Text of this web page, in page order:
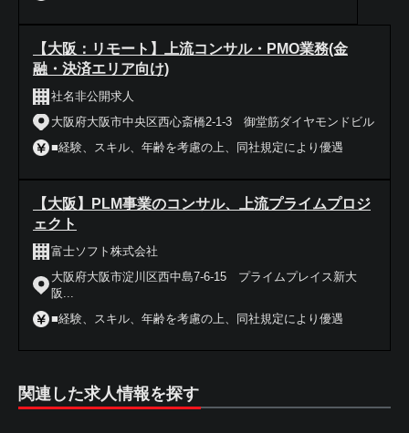
【大阪：リモート】上流コンサル・PMO業務(金
融・決済エリア向け)
社名非公開求人
大阪府大阪市中央区西心斎橋2-1-3 御堂筋ダイヤモンドビル
■経験、スキル、年齢を考慮の上、同社規定により優遇
【大阪】PLM事業のコンサル、上流プライムプロジ
ェクト
富士ソフト株式会社
大阪府大阪市淀川区西中島7-6-15 プライムプレイス新大
阪...
■経験、スキル、年齢を考慮の上、同社規定により優遇
関連した求人情報を探す